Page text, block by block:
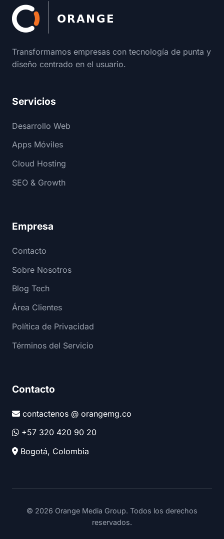
Enlaces del pie de página
Transformamos empresas con tecnología de punta y
diseño centrado en el usuario.
Servicios
Desarrollo Web
Apps Móviles
Cloud Hosting
SEO & Growth
Empresa
Contacto
Sobre Nosotros
Blog Tech
Área Clientes
Política de Privacidad
Términos del Servicio
Contacto
contactenos @ orangemg.co
+57 320 420 90 20
Bogotá, Colombia
© 2026 Orange Media Group. Todos los derechos
reservados.